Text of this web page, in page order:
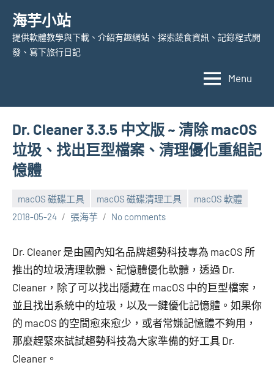
content
海芋小站
提供軟體教學與下載、介紹有趣網站、探索蔬食資訊、記錄程式開
發、寫下旅行日記
Menu
Dr. Cleaner 3.3.5 中文版 ~ 清除 macOS
垃圾、找出巨型檔案、清理優化重組記
憶體
macOS 磁碟工具 macOS 磁碟清理工具
macOS 軟體
2018-05-24
張海芋 No comments
Dr. Cleaner 是由國內知名品牌趨勢科技專為 macOS 所
推出的垃圾清理軟體、記憶體優化軟體，透過 Dr.
Cleaner，除了可以找出隱藏在 macOS 中的巨型檔案，
並且找出系統中的垃圾，以及一鍵優化記憶體。如果你
的 macOS 的空間愈來愈少，或者常嫌記憶體不夠用，
那麼趕緊來試試趨勢科技為大家準備的好工具 Dr.
Cleaner。